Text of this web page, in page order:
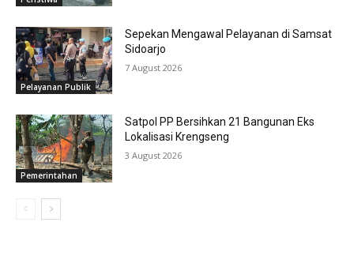
Pelayanan Publik
Sepekan Mengawal Pelayanan di Samsat
Sidoarjo
7 August 2026
Pemerintahan
Satpol PP Bersihkan 21 Bangunan Eks
Lokalisasi Krengseng
3 August 2026